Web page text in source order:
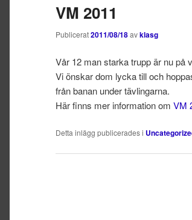
innehåll
innehåll
VM 2011
Publicerat2011/08/18avklasg
Vår 12 man starka trupp är nu på
Vi önskar dom lycka till och
från banan under tävlingarna.
Här finns mer information om VM
Detta inlägg publicerades i